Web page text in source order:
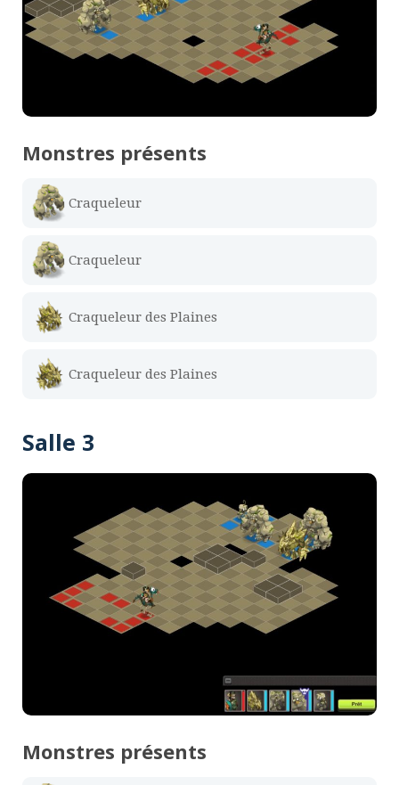
Monstres présents
Craqueleur
Craqueleur
Craqueleur des Plaines
Craqueleur des Plaines
Salle 3
Monstres présents